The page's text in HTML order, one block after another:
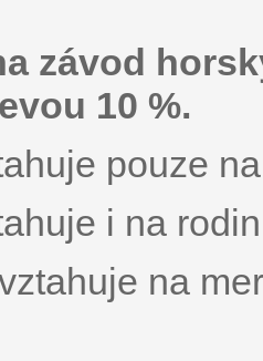
závod
10 %.
pouze
i na
na